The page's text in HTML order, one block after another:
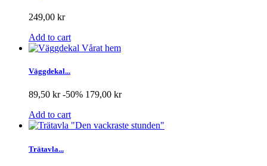
249,00 kr
Add to cart
Väggdekal...
89,50 kr -50% 179,00 kr
Add to cart
Trätavla...